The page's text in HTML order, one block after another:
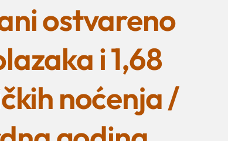
ostvareno
i 1,68
noćenja /